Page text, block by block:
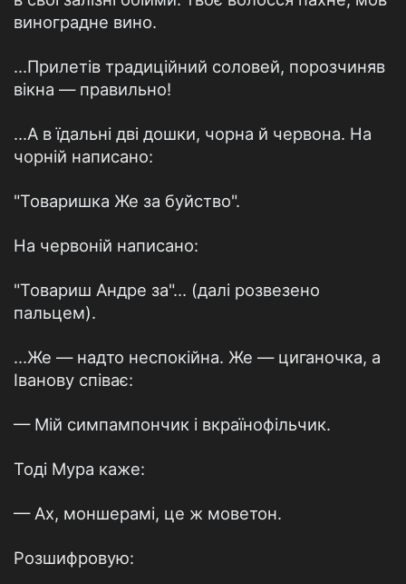
виноградне вино.
...Прилетів традиційний соловей, порозчиняв
вікна — правильно!
...А в їдальні дві дошки, чорна й червона. На
чорній написано:
"Товаришка Же за буйство".
На червоній написано:
"Товариш Андре за"... (далі розвезено
пальцем).
...Же — надто неспокійна. Же — циганочка, а
Іванову співає:
— Мій симпампончик і вкраїнофільчик.
Тоді Мура каже:
— Ах, моншерамі, це ж моветон.
Розшифровую: